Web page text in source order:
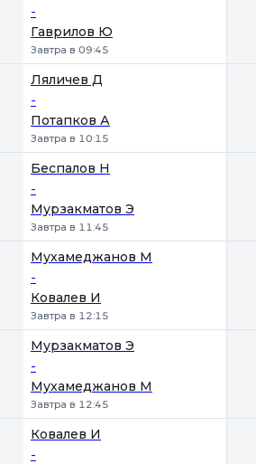
-
Гаврилов Ю
Завтра в 09:45
Ляличев Д
-
Потапков А
Завтра в 10:15
Беспалов Н
-
Мурзакматов Э
Завтра в 11:45
Мухамеджанов М
-
Ковалев И
Завтра в 12:15
Мурзакматов Э
-
Мухамеджанов М
Завтра в 12:45
Ковалев И
-